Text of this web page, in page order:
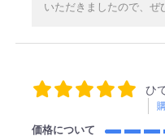
いただきましたので、ぜ
ひ
価格について